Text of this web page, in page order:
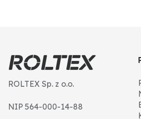
ROLTEX Sp. z o.o.
NIP 564-000-14-88